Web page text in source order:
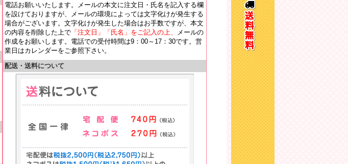
電話お願いいたします。メールの本文に注文日・氏名を記入する欄
を設けておりますが、メールの環境によっては文字化けが発生する
場合がございます。文字化けが発生した場合はお手数ですが、本文
の内容を削除した上で 「注文日」「氏名」をご記入の上、
メールの
作成をお願いします。電話での受付時間は9：00～17：30です。営
業日はカレンダーをご参照下さい。
配送・送料について